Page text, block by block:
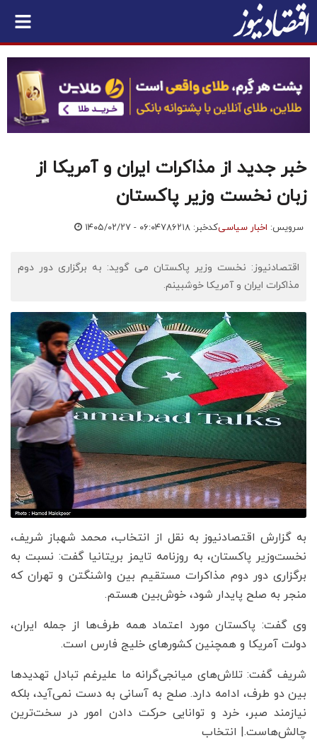
خبر جدید از مذاکرات ایران و آمریکا از
زبان نخست وزیر پاکستان
سرویس: اخبار سیاسیکدخبر: ۷۸۶۲۱۸ ۱۴۰۵/۰۲/۲۷ - ۰۶:۰۴
اقتصادنیوز: نخست وزیر پاکستان می گوید: به برگزاری دور دوم
مذاکرات ایران و آمریکا خوشبینم.
به گزارش اقتصادنیوز به نقل از انتخاب، محمد شهباز شریف،
نخست‌وزیر پاکستان، به روزنامه تایمز بریتانیا گفت: نسبت به
برگزاری دور دوم مذاکرات مستقیم بین واشنگتن و تهران که
منجر به صلح پایدار شود، خوش‌بین هستم.
وی گفت: پاکستان مورد اعتماد همه طرف‌ها از جمله ایران،
دولت آمریکا و همچنین کشورهای خلیج فارس است.
شریف گفت: تلاش‌های میانجی‌گرانه ما علیرغم تبادل تهدیدها
بین دو طرف، ادامه دارد. صلح به آسانی به دست نمی‌آید، بلکه
نیازمند صبر، خرد و توانایی حرکت دادن امور در سخت‌ترین
چالش‌هاست.| انتخاب